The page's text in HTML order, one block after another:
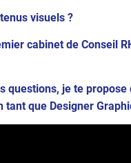
visuels ?
cabinet de Conseil
questions, je te propose
que Designer